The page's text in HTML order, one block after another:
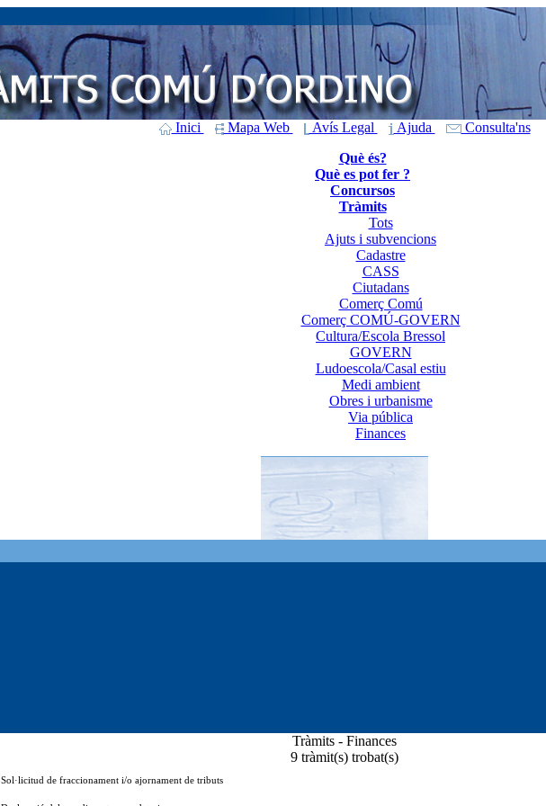
Inici Mapa Web Avís Legal Ajuda
Consulta'ns
Què és?
Què es pot fer ?
Concursos
Tràmits
Tots
Ajuts i subvencions
Cadastre
CASS
Ciutadans
Comerç Comú
Comerç COMÚ-GOVERN
Cultura/Escola Bressol
GOVERN
Ludoescola/Casal estiu
Medi ambient
Obres i urbanisme
Via pública
Finances
Tràmits - Finances
9 tràmit(s) trobat(s)
Sol·licitud de fraccionament i/o ajornament de tributs